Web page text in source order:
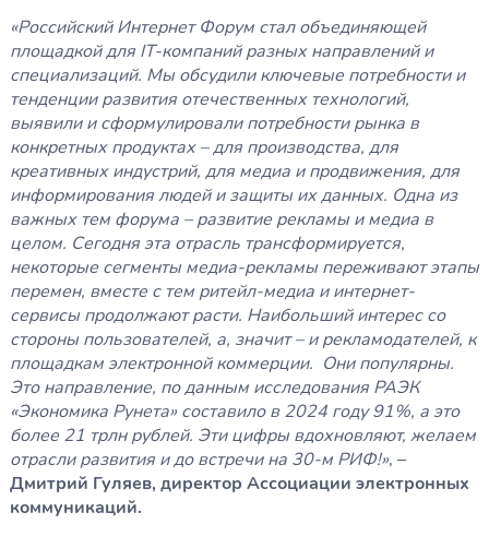
«Российский Интернет Форум стал объединяющей
площадкой для IT-компаний разных направлений и
специализаций. Мы обсудили ключевые потребности и
тенденции развития отечественных технологий,
выявили и сформулировали потребности рынка в
конкретных продуктах – для производства, для
креативных индустрий, для медиа и продвижения, для
информирования людей и защиты их данных. Одна из
важных тем форума – развитие рекламы и медиа в
целом. Сегодня эта отрасль трансформируется,
некоторые сегменты медиа-рекламы переживают этапы
перемен, вместе с тем ритейл-медиа и интернет-
сервисы продолжают расти. Наибольший интерес со
стороны пользователей, а, значит – и рекламодателей, к
площадкам электронной коммерции. Они популярны.
Это направление, по данным исследования РАЭК
«Экономика Рунета» составило в 2024 году 91%, а это
более 21 трлн рублей. Эти цифры вдохновляют, желаем
отрасли развития и до встречи на 30-м РИФ!», –
Дмитрий Гуляев, директор Ассоциации электронных
коммуникаций.